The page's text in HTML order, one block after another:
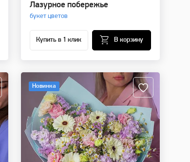
Лазурное побережье
букет цветов
Купить в 1 клик В корзину
Новинка